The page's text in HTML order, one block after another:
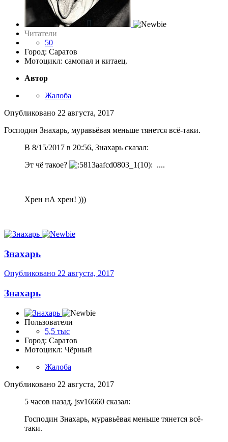
Читатели
50
Город: Саратов
Мотоцикл: самопал и китаец.
Автор
Жалоба
Опубликовано 22 августа, 2017
Господин Знахарь, муравьёвая меньше тянется всё-таки.
В 8/15/2017 в 20:56, Знахарь сказал:
Эт чё такое?
....
Хрен нА хрен! )))
Знахарь
Опубликовано 22 августа, 2017
Знахарь
Пользователи
5,5 тыс
Город: Саратов
Мотоцикл: Чёрный
Жалоба
Опубликовано 22 августа, 2017
5 часов назад, jsv16660 сказал:
Господин Знахарь, муравьёвая меньше тянется всё-
таки.